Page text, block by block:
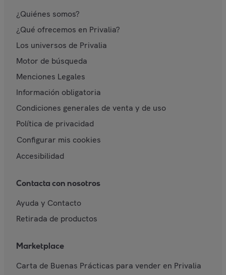
¿Quiénes somos?
¿Qué ofrecemos en Privalia?
Los universos de Privalia
Motor de búsqueda
Menciones Legales
Información obligatoria
Condiciones generales de venta y de uso
Política de privacidad
Configurar mis cookies
Accesibilidad
Contacta con nosotros
Ayuda y Contacto
Retirada de productos
Marketplace
Carta de Buenas Prácticas para vender en Privalia